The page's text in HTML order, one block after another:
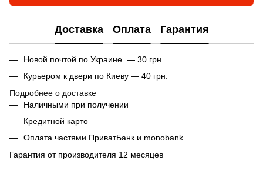
Доставка Оплата Гарантия
Новой почтой по Украине — 30 грн.
Курьером к двери по Киеву — 40 грн.
Подробнее о доставке
Наличными при получении
Кредитной карто
Оплата частями ПриватБанк и monobank
Гарантия от производителя 12 месяцев